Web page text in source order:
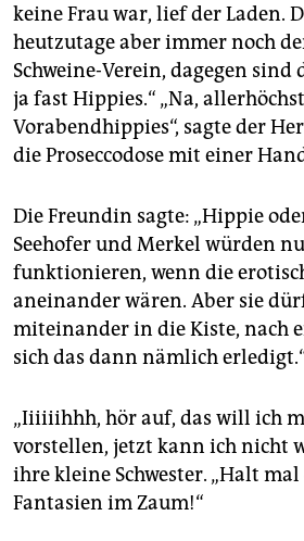
keine Frau war, lief der Laden.
heutzutage aber immer noch
Schweine-Verein, dagegen
ja fast Hippies.“ „Na,
Vorabendhippies“, sagte der
die Proseccodose mit einer
Die Freundin sagte: „Hippie
Seehofer und Merkel würden
funktionieren, wenn die
aneinander wären. Aber sie
miteinander in die Kiste, nach
sich das dann nämlich
„Iiiiiihhh, hör auf, das will ich
vorstellen, jetzt kann ich nicht
ihre kleine Schwester. „Halt
Fantasien im Zaum!“